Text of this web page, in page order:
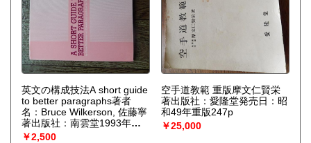
英文の構成技法A short guide
to better paragraphs著者
名：Bruce Wilkerson, 佐藤寧
著出版社：南雲堂1993年重
版v, 75p 21cm
￥2,500
空手道教範 重版摩文仁賢栄
著出版社：愛隆堂発売日：昭
和49年重版247p
￥25,000